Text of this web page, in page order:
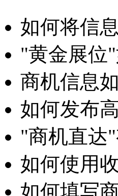
如何将信
"黄金展位
商机信息
如何发布
"商机直达
如何使用
如何填写